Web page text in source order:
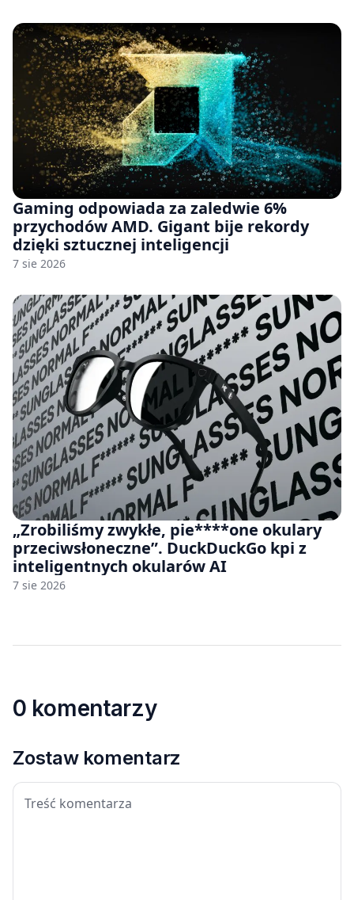
Gaming odpowiada za zaledwie 6%
przychodów AMD. Gigant bije rekordy
dzięki sztucznej inteligencji
7 sie 2026
„Zrobiliśmy zwykłe, pie****one okulary
przeciwsłoneczne”. DuckDuckGo kpi z
inteligentnych okularów AI
7 sie 2026
0 komentarzy
Zostaw komentarz